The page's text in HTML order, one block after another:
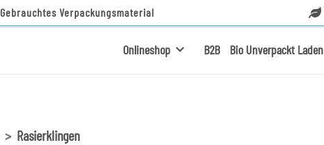
Gebrauchtes Verpackungsmaterial
Onlineshop B2B Bio Unverpackt Laden
Rasierklingen